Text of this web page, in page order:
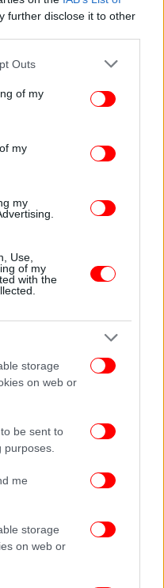
further disclose it to other
one or more Google
You may click to
its third-party tags to
in below Google
Outs
of my
my
my
Use,
of my
with the
storage
on web or
be sent to
me
storage
on web or